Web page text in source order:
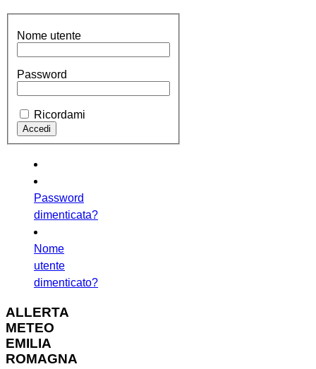
Nome utente
Password
Ricordami
Password
dimenticata?
Nome
utente
dimenticato?
ALLERTA
METEO
EMILIA
ROMAGNA